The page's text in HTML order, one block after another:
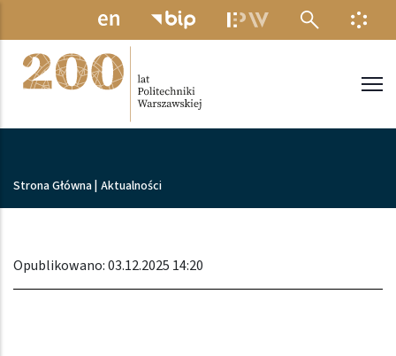
Przejdź do treści
MENU
Ścieżka nawigacyjna
Strona Główna Aktualności
Opublikowano: 03.12.2025 14:20